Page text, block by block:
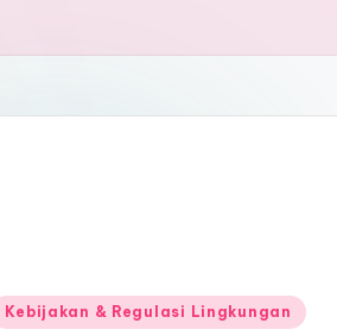
Kebijakan & Regulasi Lingkungan